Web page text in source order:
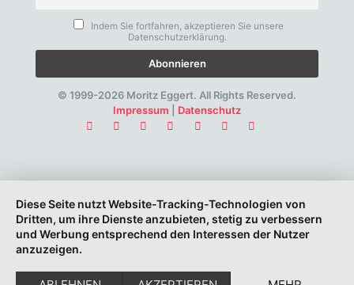
Indem Sie fortfahren, akzeptieren Sie unsere
Datenschutzerklärung.
© 1999-2026 Moritz Eggert. All Rights Reserved.
Impressum
Datenschutz
Diese Seite nutzt Website-Tracking-Technologien von
Dritten, um ihre Dienste anzubieten, stetig zu verbessern
und Werbung entsprechend den Interessen der Nutzer
anzuzeigen.